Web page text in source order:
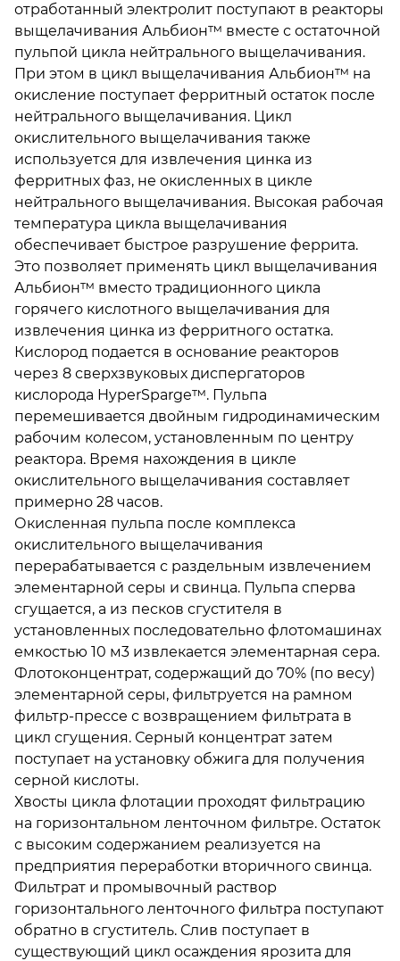
отработанный электролит поступают в реакторы
выщелачивания Альбион™ вместе с остаточной
пульпой цикла нейтрального выщелачивания.
При этом в цикл выщелачивания Альбион™ на
окисление поступает ферритный остаток после
нейтрального выщелачивания. Цикл
окислительного выщелачивания также
используется для извлечения цинка из
ферритных фаз, не окисленных в цикле
нейтрального выщелачивания. Высокая рабочая
температура цикла выщелачивания
обеспечивает быстрое разрушение феррита.
Это позволяет применять цикл выщелачивания
Альбион™ вместо традиционного цикла
горячего кислотного выщелачивания для
извлечения цинка из ферритного остатка.
Кислород подается в основание реакторов
через 8 сверхзвуковых диспергаторов
кислорода HyperSparge™. Пульпа
перемешивается двойным гидродинамическим
рабочим колесом, установленным по центру
реактора. Время нахождения в цикле
окислительного выщелачивания составляет
примерно 28 часов.
Окисленная пульпа после комплекса
окислительного выщелачивания
перерабатывается с раздельным извлечением
элементарной серы и свинца. Пульпа сперва
сгущается, а из песков сгустителя в
установленных последовательно флотомашинах
емкостью 10 м3 извлекается элементарная сера.
Флотоконцентрат, содержащий до 70% (по весу)
элементарной серы, фильтруется на рамном
фильтр-прессе с возвращением фильтрата в
цикл сгущения. Серный концентрат затем
поступает на установку обжига для получения
серной кислоты.
Хвосты цикла флотации проходят фильтрацию
на горизонтальном ленточном фильтре. Остаток
с высоким содержанием реализуется на
предприятия переработки вторичного свинца.
Фильтрат и промывочный раствор
горизонтального ленточного фильтра поступают
обратно в сгуститель. Слив поступает в
существующий цикл осаждения ярозита для